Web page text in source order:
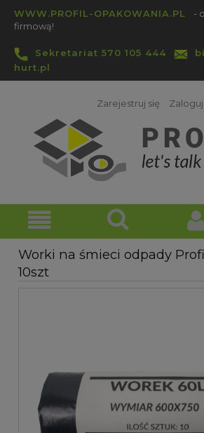
WWW.PROFIL-OPAKOWANIA.PL
-
firmową!
Sekretariat 570 105 444
hurt.pl
Zarejestruj się Zaloguj
Worki na śmieci odpady
10szt